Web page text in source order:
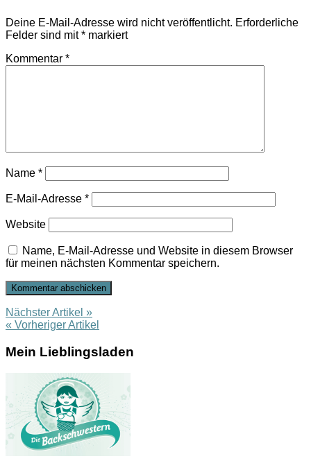
Deine E-Mail-Adresse wird nicht veröffentlicht. Erforderliche
Felder sind mit* markiert
Kommentar *
Name *
E-Mail-Adresse *
Website
Name, E-Mail-Adresse und Website in diesem Browser
für meinen nächsten Kommentar speichern.
Nächster Artikel »
« Vorheriger Artikel
Mein Lieblingsladen